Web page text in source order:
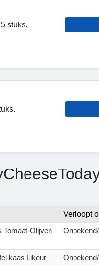
stuks.
Verloopt
Tomaat-Olijven
kaas Likeur